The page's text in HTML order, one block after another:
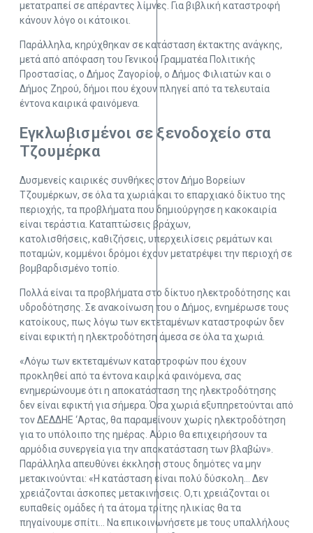
μετατραπεί σε απέραντες λίμνες. Για βιβλική καταστροφή
κάνουν λόγο οι κάτοικοι.
Παράλληλα, κηρύχθηκαν σε κατάσταση έκτακτης ανάγκης,
μετά από απόφαση του Γενικού Γραμματέα Πολιτικής
Προστασίας, ο Δήμος Ζαγορίου, ο Δήμος Φιλιατών και ο
Δήμος Ζηρού, δήμοι που έχουν πληγεί από τα τελευταία
έντονα καιρικά φαινόμενα.
Εγκλωβισμένοι σε ξενοδοχείο στα
Τζουμέρκα
Δυσμενείς καιρικές συνθήκες στον Δήμο Βορείων
Τζουμέρκων, σε όλα τα χωριά και το επαρχιακό δίκτυο της
περιοχής, τα προβλήματα που δημιούργησε η κακοκαιρία
είναι τεράστια. Καταπτώσεις βράχων,
κατολισθήσεις, καθιζήσεις, υπερχειλίσεις ρεμάτων και
ποταμών, κομμένοι δρόμοι έχουν μετατρέψει την περιοχή σε
βομβαρδισμένο τοπίο.
Πολλά είναι τα προβλήματα στο δίκτυο ηλεκτροδότησης και
υδροδότησης. Σε ανακοίνωση του ο Δήμος, ενημέρωσε τους
κατοίκους, πως λόγω των εκτεταμένων καταστροφών δεν
είναι εφικτή η ηλεκτροδότηση άμεσα σε όλα τα χωριά.
«Λόγω των εκτεταμένων καταστροφών που έχουν
προκληθεί από τα έντονα καιρικά φαινόμενα, σας
ενημερώνουμε ότι η αποκατάσταση της ηλεκτροδότησης
δεν είναι εφικτή για σήμερα. Όσα χωριά εξυπηρετούνται από
τον ΔΕΔΔΗΕ ‘Αρτας, θα παραμείνουν χωρίς ηλεκτροδότηση
για το υπόλοιπο της ημέρας. Αύριο θα επιχειρήσουν τα
αρμόδια συνεργεία για την αποκατάσταση των βλαβών».
Παράλληλα απευθύνει έκκληση στους δημότες να μην
μετακινούνται: «Η κατάσταση είναι πολύ δύσκολη… Δεν
χρειάζονται άσκοπες μετακινήσεις. Ο,τι χρειάζονται οι
ευπαθείς ομάδες ή τα άτομα τρίτης ηλικίας θα τα
πηγαίνουμε σπίτι… Να επικοινωνήσετε με τους υπαλλήλους